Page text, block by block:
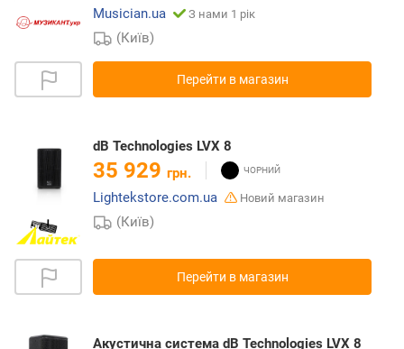
Musician.ua
З нами 1 рік
(Київ)
Перейти в магазин
dB Technologies LVX 8
35 929 грн.
Lightekstore.com.ua
Новий магазин
(Київ)
Перейти в магазин
Акустична система dB Technologies LVX 8